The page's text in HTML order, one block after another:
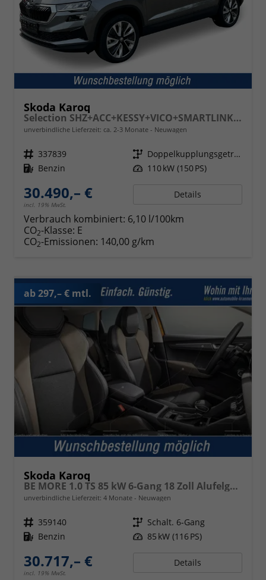
Skoda Karoq
Selection SHZ+ACC+KESSY+VICO+SMARTLINK+18'' ALU
unverbindliche Lieferzeit: ca. 2-3 Monate Neuwagen
Fahrzeugnr. 337839 Getriebe
Doppelkupplungsgetriebe (DSG)
Kraftstoff Benzin Leistung 110 kW (150 PS)
30.490,– €
incl. 19% MwSt.
Details
Verbrauch kombiniert: 6,10 l/100km
CO2-Klasse: E
CO2-Emissionen: 140,00 g/km
ab 297,– € mtl.
Skoda Karoq
BE MORE 1.0 TS 85 kW 6-Gang 18 Zoll Alufelgen, Reserverad, Rückkamera, Kessy Full, PDC 4+H, Klimaautomatik, Licht & Sicht Paket, Metallfarbe, Heckspoiler, Sun Set, Ambiente Light, LED, 4 Jahre Garantie,
unverbindliche Lieferzeit: 4 Monate Neuwagen
Fahrzeugnr. 359140 Getriebe Schalt. 6-Gang
Kraftstoff Benzin Leistung 85 kW (116 PS)
30.717,– €
incl. 19% MwSt.
Details